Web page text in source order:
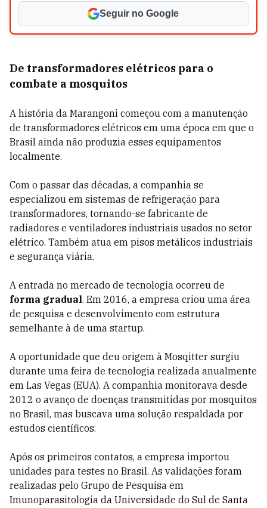
Seguir no Google
De transformadores elétricos para o
combate a mosquitos
A história da Marangoni começou com a manutenção
de transformadores elétricos em uma época em que o
Brasil ainda não produzia esses equipamentos
localmente.
Com o passar das décadas, a companhia se
especializou em sistemas de refrigeração para
transformadores, tornando-se fabricante de
radiadores e ventiladores industriais usados no setor
elétrico. Também atua em pisos metálicos industriais
e segurança viária.
A entrada no mercado de tecnologia ocorreu de
forma gradual. Em 2016, a empresa criou uma área
de pesquisa e desenvolvimento com estrutura
semelhante à de uma startup.
A oportunidade que deu origem à Mosqitter surgiu
durante uma feira de tecnologia realizada anualmente
em Las Vegas (EUA). A companhia monitorava desde
2012 o avanço de doenças transmitidas por mosquitos
no Brasil, mas buscava uma solução respaldada por
estudos científicos.
Após os primeiros contatos, a empresa importou
unidades para testes no Brasil. As validações foram
realizadas pelo Grupo de Pesquisa em
Imunoparasitologia da Universidade do Sul de Santa